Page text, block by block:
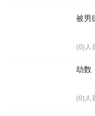
被男
(0)人
劫数
(0)人